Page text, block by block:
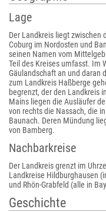
Lage
Der Landkreis liegt zwischen
Coburg im Nordosten und
seinen Namen vom
Teil des Kreises umfasst. Im
Gäulandschaft an und daran
zum Landkreis Haßberge
begrenzt, der den Landkreis
Mains liegen die Ausläufer
von rechts die Nassach, die
Baunach. Deren Mündung
von Bamberg.
Nachbarkreise
Der Landkreis grenzt im
Landkreise Hildburghausen
und Rhön-Grabfeld (alle in
Geschichte